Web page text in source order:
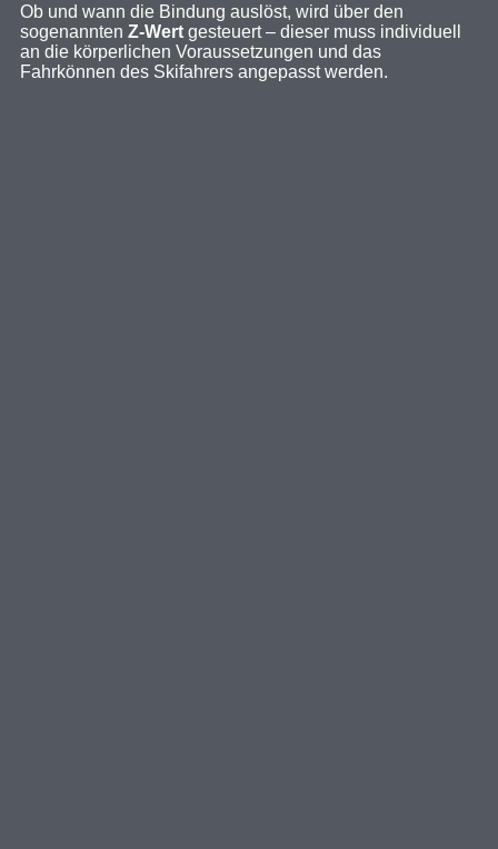
Ob und wann die Bindung auslöst, wird über den
sogenannten Z-Wertgesteuert – dieser muss individuell
an die körperlichen Voraussetzungen und das
Fahrkönnen des Skifahrers angepasst werden.